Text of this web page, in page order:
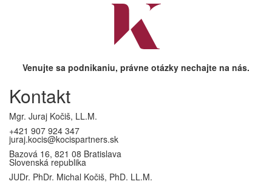
Venujte sa podnikaniu, právne otázky nechajte na nás.
Kontakt
Mgr. Juraj Kočiš, LL.M.
+421 907 924 347
juraj.kocis@kocispartners.sk
Bazová 16, 821 08 Bratislava
Slovenská republika
JUDr. PhDr. Michal Kočiš, PhD. LL.M.